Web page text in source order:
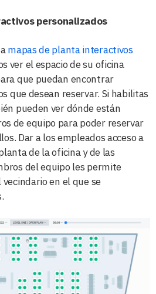
personalizados
mapas de planta interactivos
ver el espacio de su oficina
que puedan encontrar
que desean reservar. Si habilitas
pueden ver dónde están
de equipo para poder reservar
Dar a los empleados acceso a
de la oficina y de las
del equipo les permite
en el que se